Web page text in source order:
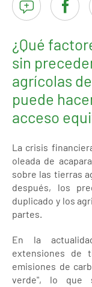
¿Qué
sin
agrícolas
puede
acceso
La crisis
oleada de
sobre las tierras
después, los
duplicado y los
partes.
En la
extensiones de
emisiones de
verde", lo que